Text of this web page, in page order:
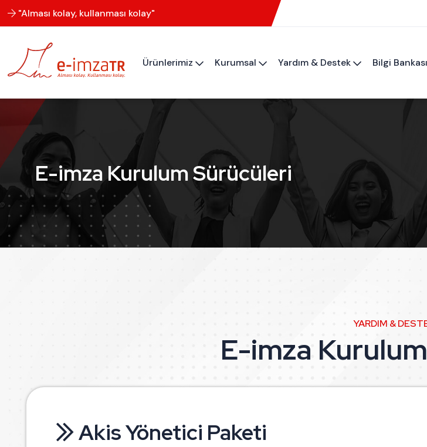
"Alması kolay, kullanması kolay"
Ürünlerimiz Kurumsal Yardım & Destek Bilgi Bankası
E-imza Kurulum Sürücüleri
YARDIM &
E-imza
Akis Yönetici Paketi